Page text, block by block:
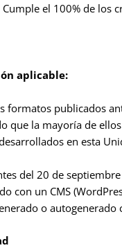
Cumple el 100% de los
aplicable:
formatos publicados
que la mayoría de
en esta
del 20 de
con un CMS
o